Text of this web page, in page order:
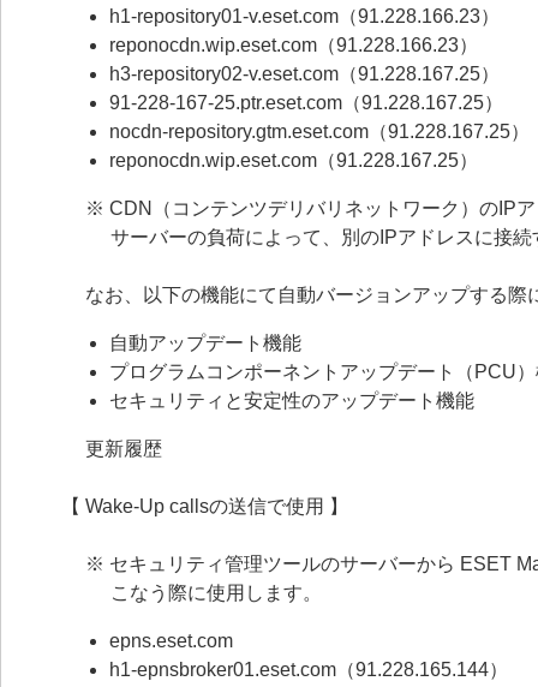
h1-repository01-v.eset.com（91.228.166.23）
reponocdn.wip.eset.com（91.228.166.23）
h3-repository02-v.eset.com（91.228.167.25）
91-228-167-25.ptr.eset.com（91.228.167.25）
nocdn-repository.gtm.eset.com（91.228.167.25）
reponocdn.wip.eset.com（91.228.167.25）
※ CDN（コンテンツデリバリネットワーク）のIP
サーバーの負荷によって、別のIPアドレスに接
なお、以下の機能にて自動バージョンアップする際
自動アップデート機能
プログラムコンポーネントアップデート（PCU
セキュリティと安定性のアップデート機能
更新履歴
【 Wake-Up callsの送信で使用 】
※ セキュリティ管理ツールのサーバーから ESET
こなう際に使用します。
epns.eset.com
h1-epnsbroker01.eset.com（91.228.165.144）